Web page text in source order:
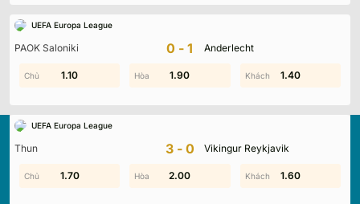
UEFA Europa League
PAOK Saloniki 0-1 Anderlecht
1.00 0.40 1.40
1.10 1.90 1.40
UEFA Europa League
Thun 3-0 Vikingur Reykjavik
1.60 0.50 1.00
1.70 2.00 1.60